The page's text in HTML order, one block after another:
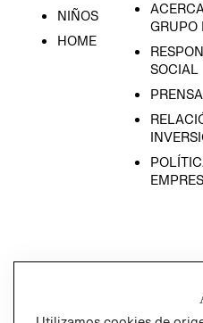
NIÑOS
HOME
GRUPO
SOCIAL
PRENSA